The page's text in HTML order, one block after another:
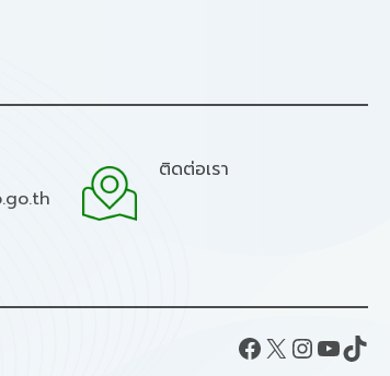
ติดต่อเรา
Facebook X InstagramYouTube TikTok